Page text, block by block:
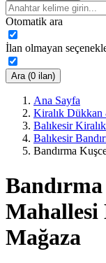
Otomatik ara
İlan olmayan
Ara (0 ilan)
Ana Sayfa
Kiralık Dükkan
Balıkesir
Balıkesir
Bandırma
Mağaza